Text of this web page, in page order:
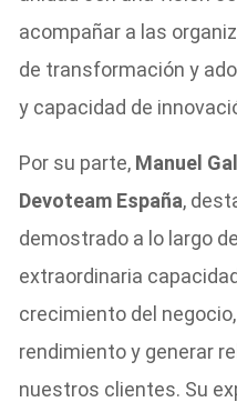
acompañar a las
de transformación y
y capacidad de
Por su parte, Manuel
Devoteam España,
demostrado a lo largo
extraordinaria
crecimiento del
rendimiento y generar
nuestros clientes. Su